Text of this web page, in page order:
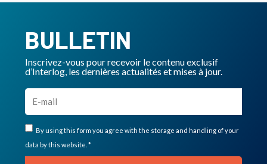
BULLETIN
Inscrivez-vous pour recevoir le contenu exclusif
d’Interlog, les dernières actualités et mises à jour.
By using this form you agree with the storage and handling of your
data by this website. *